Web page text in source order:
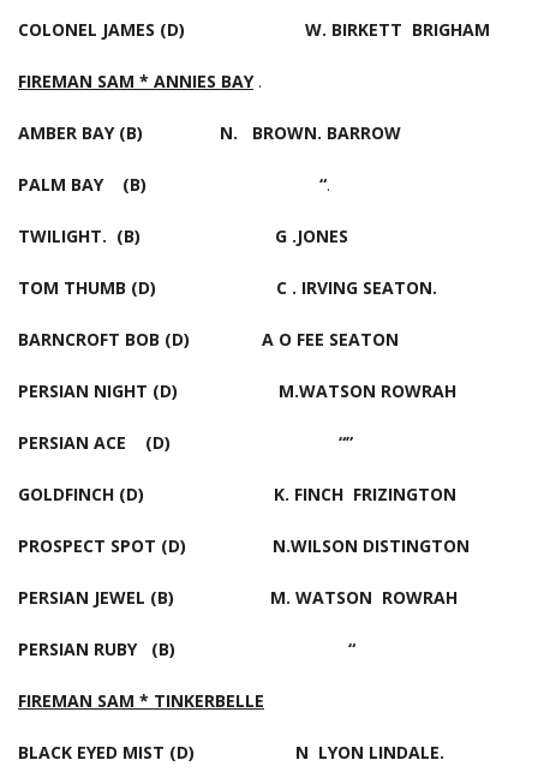
COLONEL JAMES (D) W. BIRKETT BRIGHAM
FIREMAN SAM * ANNIES BAY.
AMBER BAY (B) N. BROWN. BARROW
PALM BAY (B) “.
TWILIGHT. (B) G .JONES
TOM THUMB (D) C . IRVING SEATON.
BARNCROFT BOB (D) A O FEE SEATON
PERSIAN NIGHT (D) M.WATSON ROWRAH
PERSIAN ACE (D) “”
GOLDFINCH (D) K. FINCH FRIZINGTON
PROSPECT SPOT (D) N.WILSON DISTINGTON
PERSIAN JEWEL (B) M. WATSON ROWRAH
PERSIAN RUBY (B) “
FIREMAN SAM * TINKERBELLE
BLACK EYED MIST (D) N LYON LINDALE.